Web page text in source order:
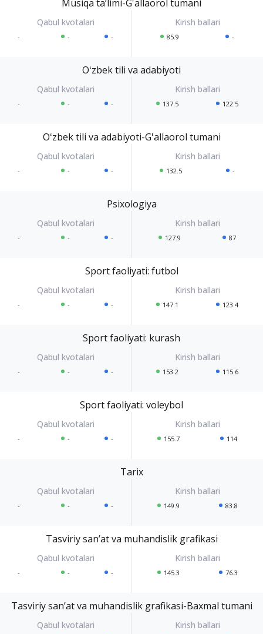
Musiqa taʼlimi-G'allaorol tumani
- - - 85.9 -
Oʻzbek tili va adabiyoti
- - - 137.5 122.5
Oʻzbek tili va adabiyoti-G'allaorol tumani
- - - 132.5 -
Psixologiya
- - - 127.9 87
Sport faoliyati: futbol
- - - 147.1 123.4
Sport faoliyati: kurash
- - - 153.2 115.6
Sport faoliyati: voleybol
- - - 155.7 114
Tarix
- - - 149.9 83.8
Tasviriy sanʼat va muhandislik grafikasi
- - - 145.3 76.3
Tasviriy sanʼat va muhandislik grafikasi-Baxmal tumani